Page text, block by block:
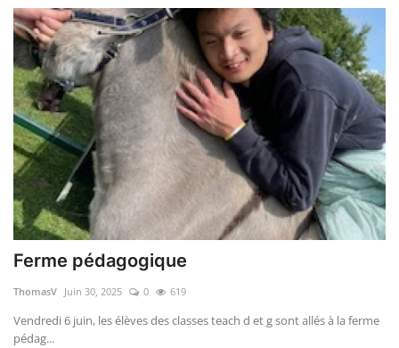
Ferme pédagogique
ThomasV Juin 30, 2025 0 619
Vendredi 6 juin, les élèves des classes teach d et g sont allés à la ferme
pédag...